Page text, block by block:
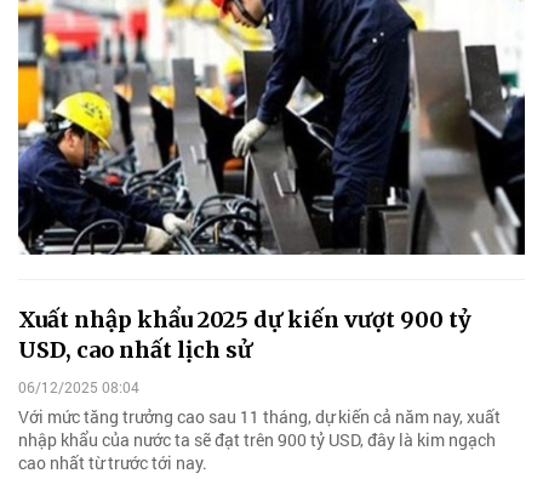
Xuất nhập khẩu 2025 dự kiến vượt 900 tỷ
USD, cao nhất lịch sử
06/12/2025 08:04
Với mức tăng trưởng cao sau 11 tháng, dự kiến cả năm nay, xuất
nhập khẩu của nước ta sẽ đạt trên 900 tỷ USD, đây là kim ngạch
cao nhất từ trước tới nay.